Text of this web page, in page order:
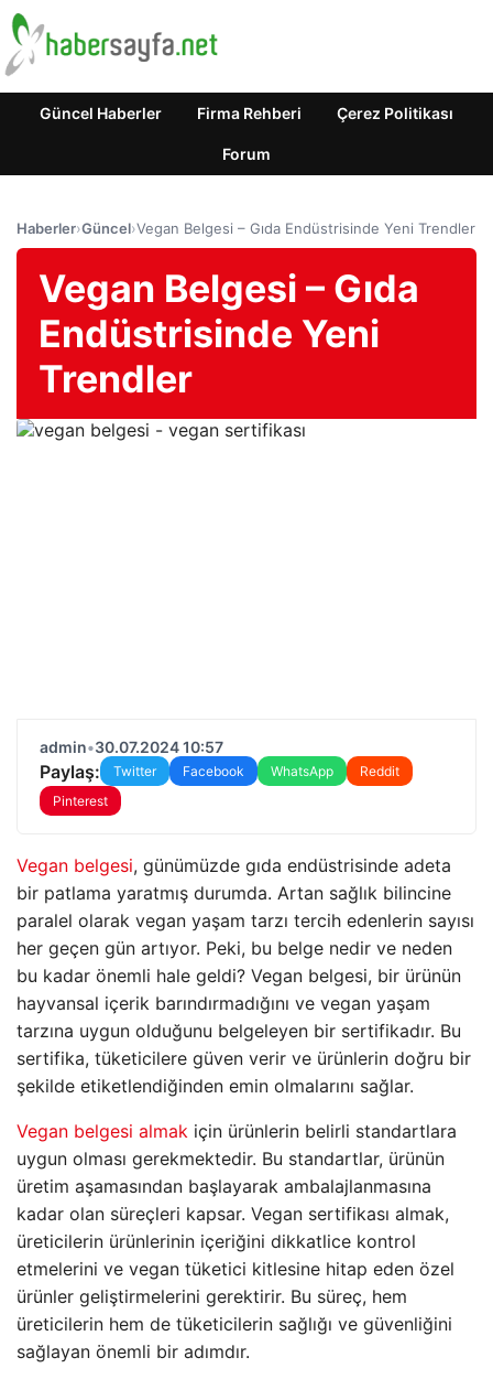
Güncel Haberler Firma Rehberi Çerez Politikası
Forum
Haberler›Güncel›Vegan Belgesi – Gıda Endüstrisinde Yeni Trendler
Vegan Belgesi – Gıda
Endüstrisinde Yeni
Trendler
admin•30.07.2024 10:57
Paylaş: Twitter Facebook WhatsApp
Reddit
Pinterest
Vegan belgesi, günümüzde gıda endüstrisinde adeta
bir patlama yaratmış durumda. Artan sağlık bilincine
paralel olarak vegan yaşam tarzı tercih edenlerin sayısı
her geçen gün artıyor. Peki, bu belge nedir ve neden
bu kadar önemli hale geldi? Vegan belgesi, bir ürünün
hayvansal içerik barındırmadığını ve vegan yaşam
tarzına uygun olduğunu belgeleyen bir sertifikadır. Bu
sertifika, tüketicilere güven verir ve ürünlerin doğru bir
şekilde etiketlendiğinden emin olmalarını sağlar.
Vegan belgesi almak için ürünlerin belirli standartlara
uygun olması gerekmektedir. Bu standartlar, ürünün
üretim aşamasından başlayarak ambalajlanmasına
kadar olan süreçleri kapsar. Vegan sertifikası almak,
üreticilerin ürünlerinin içeriğini dikkatlice kontrol
etmelerini ve vegan tüketici kitlesine hitap eden özel
ürünler geliştirmelerini gerektirir. Bu süreç, hem
üreticilerin hem de tüketicilerin sağlığı ve güvenliğini
sağlayan önemli bir adımdır.